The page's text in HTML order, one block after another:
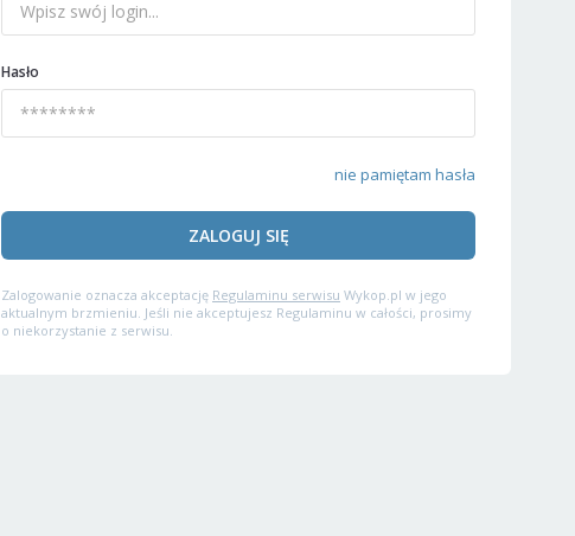
Hasło
nie pamiętam hasła
ZALOGUJ SIĘ
Zalogowanie oznacza akceptację Regulaminu serwisu Wykop.pl w jego
aktualnym brzmieniu. Jeśli nie akceptujesz Regulaminu w całości, prosimy
o niekorzystanie z serwisu.